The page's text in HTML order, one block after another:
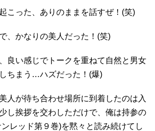
こった、ありのままを話すぜ！(笑)
、かなりの美人だった！(笑)
良い感じでトークを重ねて自然と男女
ちまう…ハズだった！(爆)
人が待ち合わせ場所に到着したのは入
し挨拶を交わしただけで、俺は持参の
レッド第９巻)を黙々と読み続けてし